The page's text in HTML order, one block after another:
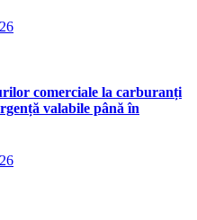
comerciale la carburanți
valabile până în